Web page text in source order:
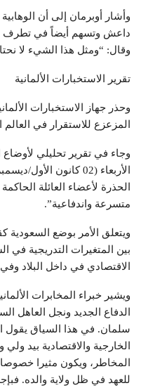
وأشار أوبرمان إلى أن الوهابية
داعش وتسهم أيضاً في تطرف
وقال: “ومثل هذا الشيء لا
تقرير الاستخبارات الألمانية
وحذر جهاز الاستخبارات
المزعزع للاستقرار في العالم
وجاء في تقرير تحليلي
الحذرة لأعضاء العائلة
متسرعة واندفاعية”.
ويتعلق الأمر بوضع السعودية
بين المتغيرات التدريجية في
الاقتصادي في داخل البلاد
ويشير خبراء المخابرات
الدفاع الجديد ونجل العاهل
سلمان. في هذا السياق يقول
الخارجية والاقتصادية بيد
المخاطر، ويكون مثيرا خصوصا
للعهد في ظل ولاية والده.